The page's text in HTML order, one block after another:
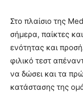
Στο πλαίσιο της
σήμερα, παίκτες
ενότητας και
φιλικό τεστ
να δώσει και τα
κατάστασης της